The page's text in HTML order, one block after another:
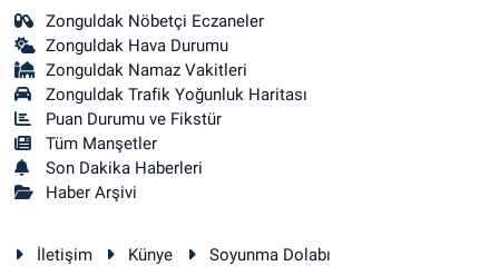
Zonguldak Nöbetçi Eczaneler
Zonguldak Hava Durumu
Zonguldak Namaz Vakitleri
Zonguldak Trafik Yoğunluk Haritası
Puan Durumu ve Fikstür
Tüm Manşetler
Son Dakika Haberleri
Haber Arşivi
İletişim Künye
Soyunma Dolabı